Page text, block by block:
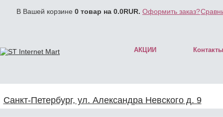
В Вашей корзине 0 товар на 0.0RUR. Оформить заказ?
АКЦИИ Контакты
Санкт-Петербург, ул. Александра Невского д. 9